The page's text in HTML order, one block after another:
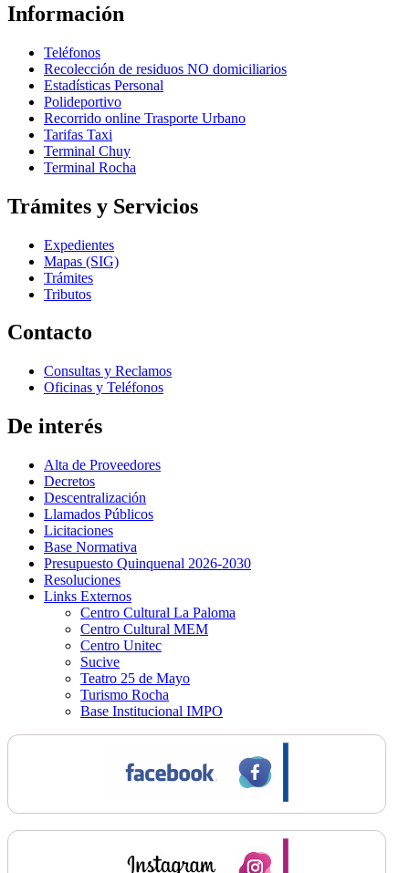
Información
Teléfonos
Recolección de residuos NO domiciliarios
Estadísticas Personal
Polideportivo
Recorrido online Trasporte Urbano
Tarifas Taxi
Terminal Chuy
Terminal Rocha
Trámites y Servicios
Expedientes
Mapas (SIG)
Trámites
Tributos
Contacto
Consultas y Reclamos
Oficinas y Teléfonos
De interés
Alta de Proveedores
Decretos
Descentralización
Llamados Públicos
Licitaciones
Base Normativa
Presupuesto Quinquenal 2026-2030
Resoluciones
Links Externos
Centro Cultural La Paloma
Centro Cultural MEM
Centro Unitec
Sucive
Teatro 25 de Mayo
Turismo Rocha
Base Institucional IMPO